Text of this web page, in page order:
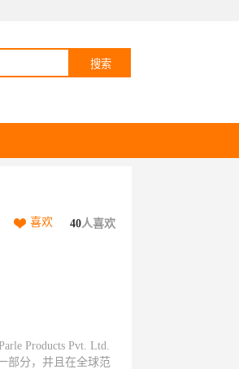
喜欢 40人喜欢
Products Pvt. Ltd.
部分，并且在全球范